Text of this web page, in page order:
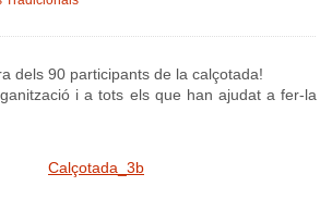
dels 90 participants de la calçotada!
i a tots els que han ajudat a fer-la